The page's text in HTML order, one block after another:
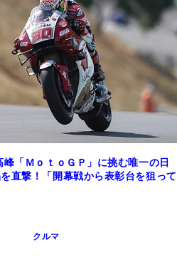
「ＭｏｔｏＧＰ」に挑む唯一の日
直撃！「開幕戦から表彰台を狙って
クルマ